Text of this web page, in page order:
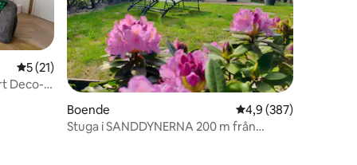
5 av 5 i genomsnittligt betyg, 21 omdömen
5 (21)
Deco-
Boende 4,9 av 5 i
4,9 (387)
Stuga i SANDDYNERNA 200 m från